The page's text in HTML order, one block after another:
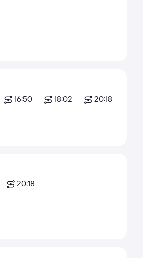
16:50 18:02 20:18
20:18